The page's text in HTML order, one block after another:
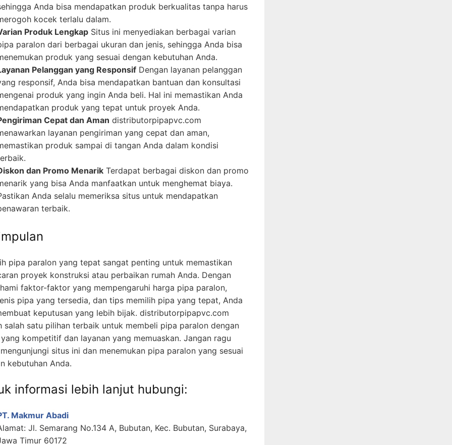
Anda bisa mendapatkan produk berkualitas tanpa harus
kocek terlalu dalam.
Produk Lengkap Situs ini menyediakan berbagai varian
paralon dari berbagai ukuran dan jenis, sehingga Anda bisa
produk yang sesuai dengan kebutuhan Anda.
Pelanggan yang Responsif Dengan layanan pelanggan
responsif, Anda bisa mendapatkan bantuan dan konsultasi
produk yang ingin Anda beli. Hal ini memastikan Anda
produk yang tepat untuk proyek Anda.
Cepat dan Aman distributorpipapvc.com
layanan pengiriman yang cepat dan aman,
produk sampai di tangan Anda dalam kondisi
dan Promo Menarik Terdapat berbagai diskon dan promo
yang bisa Anda manfaatkan untuk menghemat biaya.
Anda selalu memeriksa situs untuk mendapatkan
terbaik.
pipa paralon yang tepat sangat penting untuk memastikan
proyek konstruksi atau perbaikan rumah Anda. Dengan
faktor-faktor yang mempengaruhi harga pipa paralon,
pipa yang tersedia, dan tips memilih pipa yang tepat, Anda
keputusan yang lebih bijak. distributorpipapvc.com
salah satu pilihan terbaik untuk membeli pipa paralon dengan
kompetitif dan layanan yang memuaskan. Jangan ragu
situs ini dan menemukan pipa paralon yang sesuai
kebutuhan Anda.
informasi lebih lanjut hubungi:
Makmur Abadi
Jl. Semarang No.134 A, Bubutan, Kec. Bubutan, Surabaya,
Timur 60172